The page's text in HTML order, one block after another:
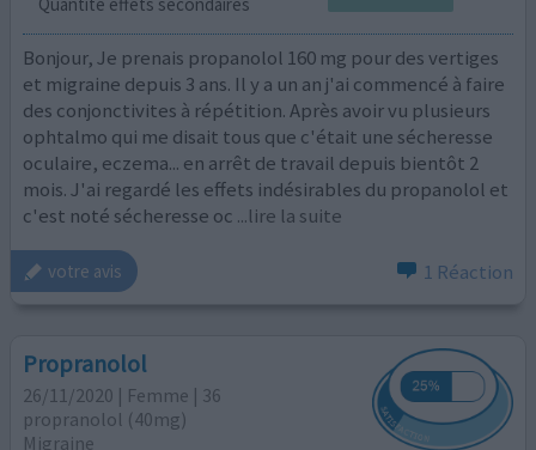
Bonjour, Je prenais propanolol 160 mg pour des vertiges
et migraine depuis 3 ans. Il y a un an j'ai commencé à faire
des conjonctivites à répétition. Après avoir vu plusieurs
ophtalmo qui me disait tous que c'était une sécheresse
oculaire, eczema... en arrêt de travail depuis bientôt 2
mois. J'ai regardé les effets indésirables du propanolol et
c'est noté sécheresse oc ...lire la suite
votre avis 1 Réaction
Propranolol
26/11/2020 | Femme | 36
propranolol (40mg)
Migraine